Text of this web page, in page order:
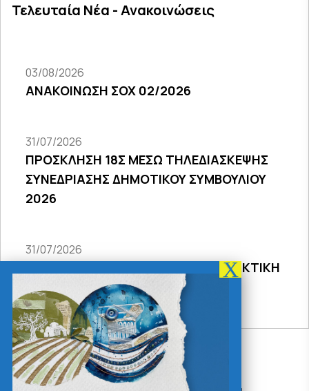
Τελευταία Νέα - Ανακοινώσεις
03/08/2026
ΑΝΑΚΟΙΝΩΣΗ ΣΟΧ 02/2026
31/07/2026
ΠΡΟΣΚΛΗΣΗ 18Σ ΜΕΣΩ ΤΗΛΕΔΙΑΣΚΕΨΗΣ
ΣΥΝΕΔΡΙΑΣΗΣ ΔΗΜΟΤΙΚΟΥ ΣΥΜΒΟΥΛΙΟΥ
2026
31/07/2026
ΠΡΟΣΚΛΗΣΗ 27ης ΣΥΝΕΔΡΙΑΣΗΣ ΤΑΚΤΙΚΗ
ΔΙΑ ΖΩΣΗΣ